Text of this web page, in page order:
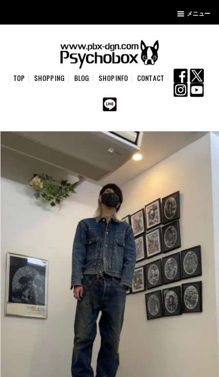
メニュー
TOP SHOPPING BLOG SHOPINFO CONTACT